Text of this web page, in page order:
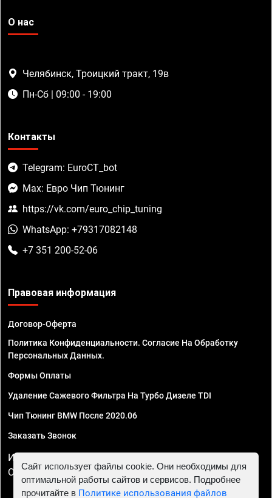
О нас
Челябинск, Троицкий тракт, 19в
Пн-Сб | 09:00 - 19:00
Контакты
Telegram: EuroCT_bot
Max: Евро Чип Тюнинг
https://vk.com/euro_chip_tuning
WhatsApp: +79317082148
+7 351 200-52-06
Правовая информация
Договор-Оферта
Политика Конфиденциальности. Согласие На Обработку
Персональных Данных.
Формы Оплаты
Удаление Сажевого Фильтра На Турбо Дизеле TDI
Чип Тюнинг BMW После 2020.06
Заказать Звонок
ИП Смирнов Георгий Павлович. ИНН 781302555843,
ОГРНИП 324470400032610
Сайт использует файлы cookie. Они необходимы для
оптимальной работы сайтов и сервисов. Подробнее
прочитайте в Политике использования файлов